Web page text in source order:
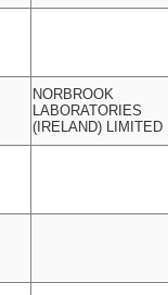
NORBROOK
LABORATORIES
(IRELAND) LIMITED